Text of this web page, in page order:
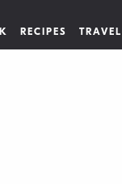
RECIPES TRAVEL